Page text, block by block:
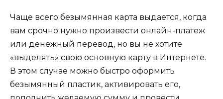
Чаще всего безымянная карта выдается, когда
вам срочно нужно произвести онлайн-платеж
или денежный перевод, но вы не хотите
«выделять» свою основную карту в Интернете.
В этом случае можно быстро оформить
безымянный пластик, активировать его,